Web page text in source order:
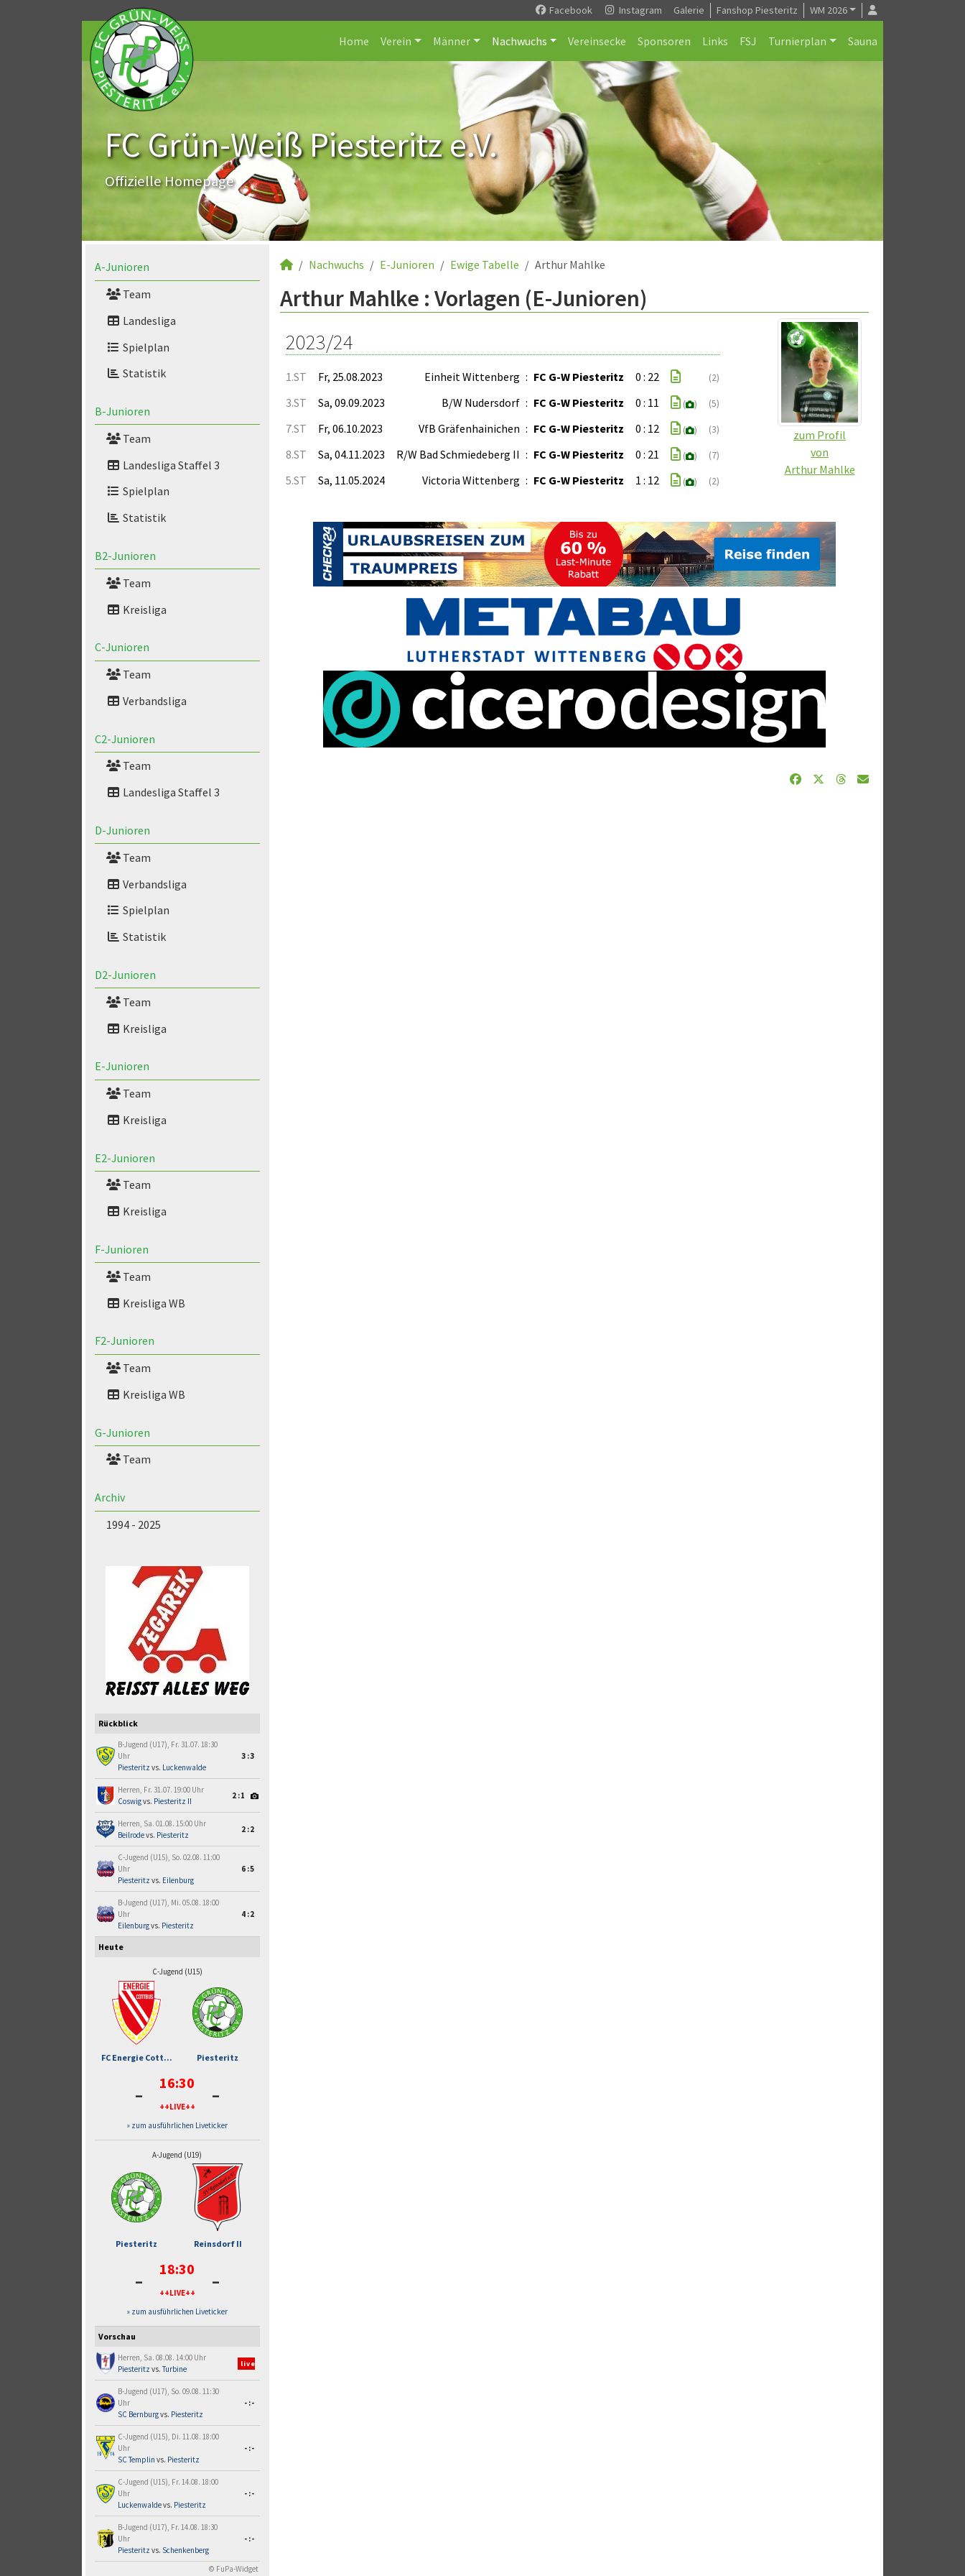
Facebook Instagram Galerie Fanshop Piesteritz WM 2026
Home Verein Männer Nachwuchs Vereinsecke Sponsoren Links FSJ Turnierplan Sauna
FC Grün-Weiß Piesteritz e.V.
Offizielle Homepage
A-Junioren
Team
Landesliga
Spielplan
Statistik
B-Junioren
Team
Landesliga Staffel 3
Spielplan
Statistik
B2-Junioren
Team
Kreisliga
C-Junioren
Team
Verbandsliga
C2-Junioren
Team
Landesliga Staffel 3
D-Junioren
Team
Verbandsliga
Spielplan
Statistik
D2-Junioren
Team
Kreisliga
E-Junioren
Team
Kreisliga
E2-Junioren
Team
Kreisliga
F-Junioren
Team
Kreisliga WB
F2-Junioren
Team
Kreisliga WB
G-Junioren
Team
Archiv
1994 - 2025
Rückblick
B-Jugend (U17), Fr. 31.07. 18:30
Uhr
Piesteritz vs. Luckenwalde
3:3
Herren, Fr. 31.07. 19:00 Uhr
Coswigvs. Piesteritz II
2:1
Herren, Sa. 01.08. 15:00 Uhr
Beilrodevs. Piesteritz
2:2
C-Jugend (U15), So. 02.08. 11:00
Uhr
Piesteritz vs. Eilenburg
6:5
B-Jugend (U17), Mi. 05.08. 18:00
Uhr
Eilenburgvs. Piesteritz
4:2
Heute
C-Jugend (U15)
FC Energie Cott... Piesteritz
- 16:30
++LIVE++ -
» zum ausführlichen Liveticker
A-Jugend (U19)
Piesteritz Reinsdorf II
- 18:30
++LIVE++ -
» zum ausführlichen Liveticker
Vorschau
Herren, Sa. 08.08. 14:00 Uhr
Piesteritz vs.Turbine
live
B-Jugend (U17), So. 09.08. 11:30
Uhr
SC Bernburgvs. Piesteritz
-:-
C-Jugend (U15), Di. 11.08. 18:00
Uhr
SC Templin vs. Piesteritz
-:-
C-Jugend (U15), Fr. 14.08. 18:00
Uhr
Luckenwaldevs. Piesteritz
-:-
B-Jugend (U17), Fr. 14.08. 18:30
Uhr
Piesteritz vs. Schenkenberg
-:-
© FuPa-Widget
Nachwuchs E-Junioren Ewige Tabelle Arthur Mahlke
Arthur Mahlke : Vorlagen (E-Junioren)
zum Profil
von
Arthur Mahlke
2023/24
1.ST Fr, 25.08.2023 Einheit Wittenberg : FC G-W Piesteritz 0 : 22 (2)
3.ST Sa, 09.09.2023 B/W Nudersdorf : FC G-W Piesteritz 0 : 11 ( ) (5)
7.ST Fr, 06.10.2023 VfB Gräfenhainichen : FC G-W Piesteritz 0 : 12 ( ) (3)
8.ST Sa, 04.11.2023 R/W Bad Schmiedeberg II : FC G-W Piesteritz 0 : 21 ( ) (7)
5.ST Sa, 11.05.2024 Victoria Wittenberg : FC G-W Piesteritz 1 : 12 ( ) (2)